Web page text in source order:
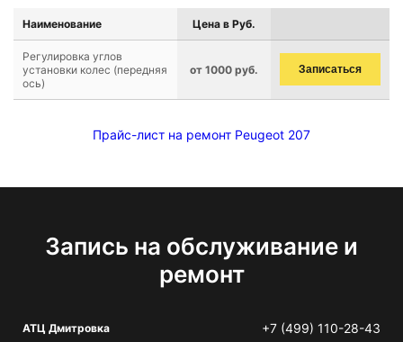
Наименование Цена в Руб.
Регулировка углов
установки колес (передняя
ось)
от 1000 руб. Записаться
Прайс-лист на ремонт Peugeot 207
Запись на обслуживание и
ремонт
АТЦ Дмитровка +7 (499) 110-28-43